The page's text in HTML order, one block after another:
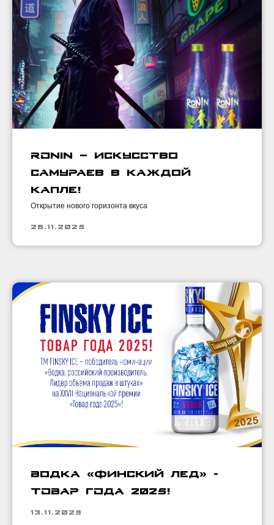
RONIN — искусство
самураев в каждой
капле!
Открытие нового горизонта вкуса
28.11.2025
Водка «Финский лед» -
ТОВАР ГОДА 2025!
13.11.2025